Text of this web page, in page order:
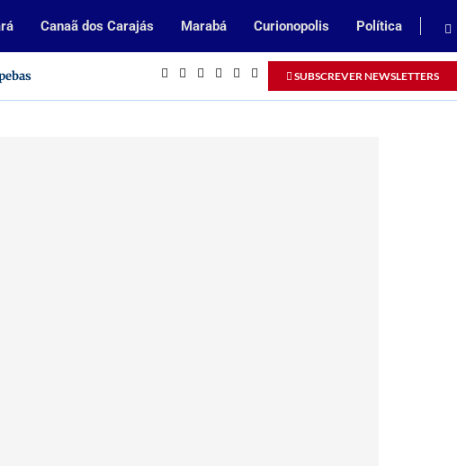
Canaã dos Carajás Marabá Curionopolis Política
Inscrições abertas para processo
SUBSCREVER NEWSLETTERS